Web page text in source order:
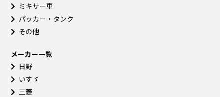
ミキサー車
パッカー・タンク
その他
メーカー一覧
日野
いすゞ
三菱